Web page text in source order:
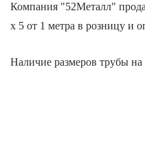
Компания "52Металл"
х 5 от 1 метра в розницу и
Наличие размеров трубы на